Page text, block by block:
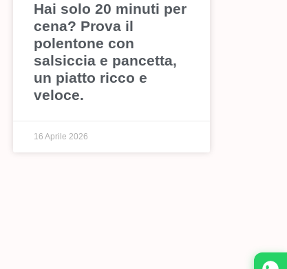
Hai solo 20 minuti per
cena? Prova il
polentone con
salsiccia e pancetta,
un piatto ricco e
veloce.
16 Aprile 2026